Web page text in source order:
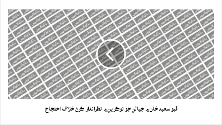
قبو سعيد خان ۾ جيالن جو نوڪرين ۾ نظرانداز ڪرڻ خلاف احتجاج